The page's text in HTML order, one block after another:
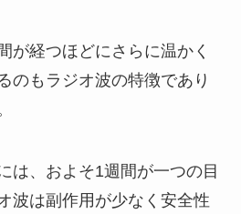
が経つほどにさらに温かく
のもラジオ波の特徴であり
は、およそ1週間が一つの目
波は副作用が少なく安全性